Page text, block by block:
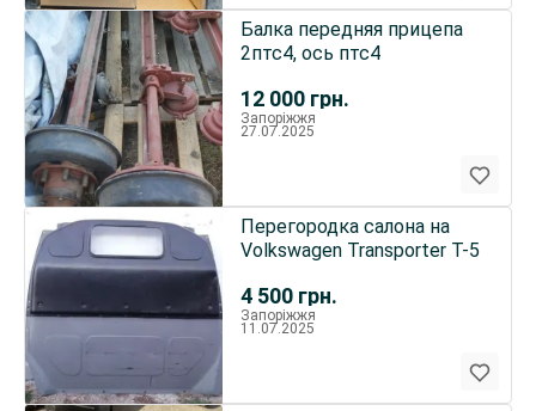
12 000 грн.
Балка передняя прицепа
2птс4, ось птс4
Запоріжжя
27.07.2025
4 500 грн.
Перегородка салона на
Volkswagen Transporter Т-5
Запоріжжя
11.07.2025